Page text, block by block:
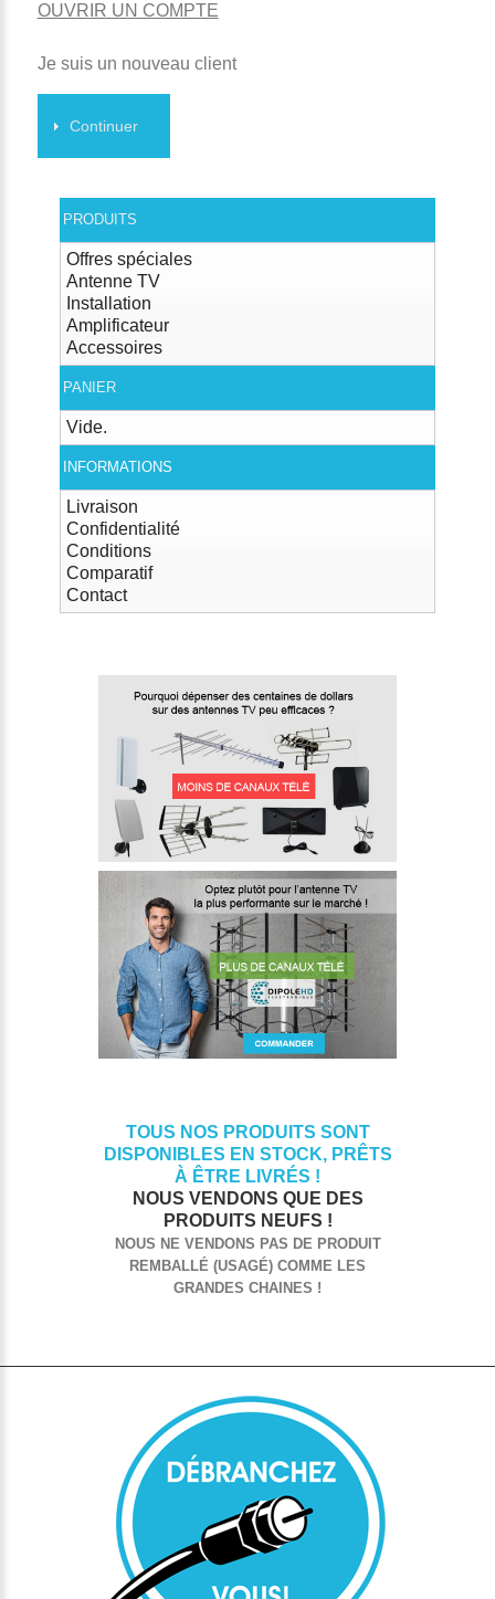
OUVRIR UN COMPTE
Je suis un nouveau client
Continuer
PRODUITS
Offres spéciales
Antenne TV
Installation
Amplificateur
Accessoires
PANIER
Vide.
INFORMATIONS
Livraison
Confidentialité
Conditions
Comparatif
Contact
TOUS NOS PRODUITS SONT
DISPONIBLES EN STOCK, PRÊTS
À ÊTRE LIVRÉS !
NOUS VENDONS QUE DES
PRODUITS NEUFS !
NOUS NE VENDONS PAS DE PRODUIT
REMBALLÉ (USAGÉ) COMME LES
GRANDES CHAINES !